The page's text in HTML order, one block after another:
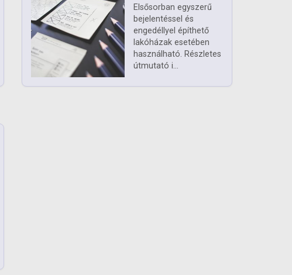
Elsősorban egyszerű
bejelentéssel és
engedéllyel építhető
lakóházak esetében
használható. Részletes
útmutató i...